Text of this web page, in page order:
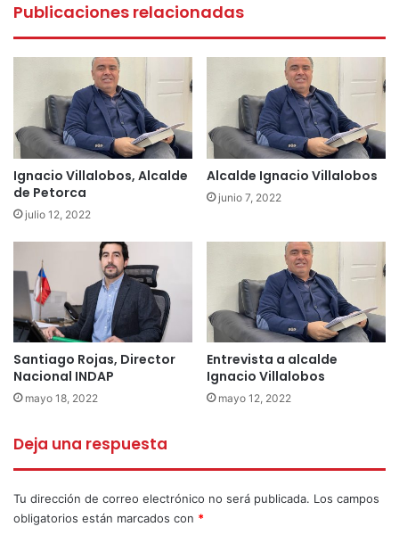
Publicaciones relacionadas
Ignacio Villalobos, Alcalde
de Petorca
julio 12, 2022
Alcalde Ignacio Villalobos
junio 7, 2022
Santiago Rojas, Director
Nacional INDAP
mayo 18, 2022
Entrevista a alcalde
Ignacio Villalobos
mayo 12, 2022
Deja una respuesta
Tu dirección de correo electrónico no será publicada. Los campos
obligatorios están marcados con *